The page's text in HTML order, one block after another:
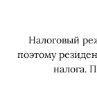
Налоговый
поэтому
налога.